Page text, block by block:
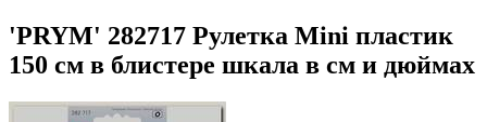
'PRYM' 282717 Рулетка Mini пластик
150 см в блистере шкала в см и дюймах